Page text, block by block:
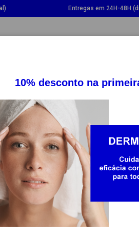
Entregas em 24H-48H
DROPDOWN
SUPLEMENTOSTOGGLE DROPDOWN
SAÚDE
Oclusores
estrabismo,
para minimizar o
Com uma variedade de temas